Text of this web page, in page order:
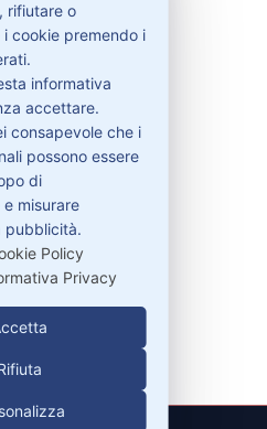
di aiuto?
30.78.513
rifiutare o
cookie premendo i
informativa
accettare.
consapevole che i
possono essere
di
misurare
pubblicità.
Policy
Privacy